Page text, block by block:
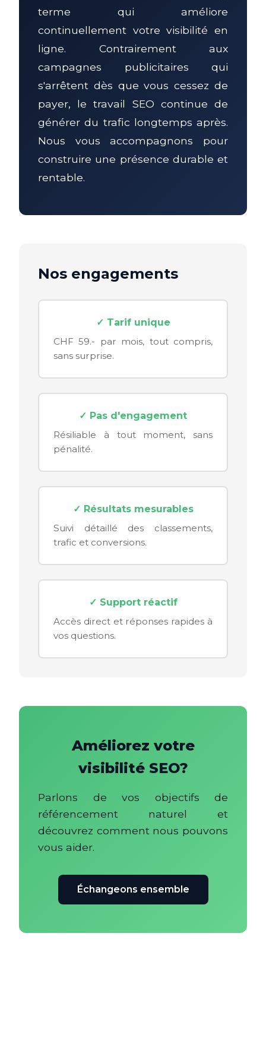
terme qui améliore
continuellement votre visibilité en
ligne. Contrairement aux
campagnes publicitaires qui
s'arrêtent dès que vous cessez de
payer, le travail SEO continue de
générer du trafic longtemps après.
Nous vous accompagnons pour
construire une présence durable et
rentable.
Nos engagements
✓ Tarif unique
CHF 59.- par mois, tout compris,
sans surprise.
✓ Pas d'engagement
Résiliable à tout moment, sans
pénalité.
✓ Résultats mesurables
Suivi détaillé des classements,
trafic et conversions.
✓ Support réactif
Accès direct et réponses rapides à
vos questions.
Améliorez votre
visibilité SEO?
Parlons de vos objectifs de
référencement naturel et
découvrez comment nous pouvons
vous aider.
Échangeons ensemble